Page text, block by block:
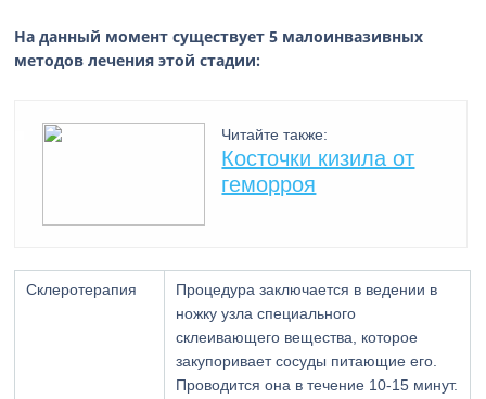
На данный момент существует 5 малоинвазивных
методов лечения этой стадии:
Читайте также:
Косточки кизила от
геморроя
Склеротерапия
Процедура заключается в ведении в
ножку узла специального
склеивающего вещества, которое
закупоривает сосуды питающие его.
Проводится она в течение 10-15 минут.